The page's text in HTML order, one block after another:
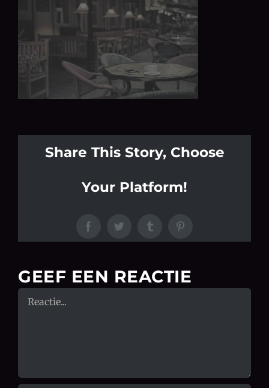
Share This Story, Choose
Your Platform!
FacebookTwitter TumblrPinterest
GEEF EEN REACTIE
Reactie